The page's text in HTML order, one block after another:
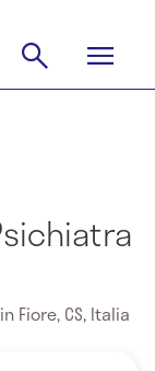
Fiore, CS, Italia